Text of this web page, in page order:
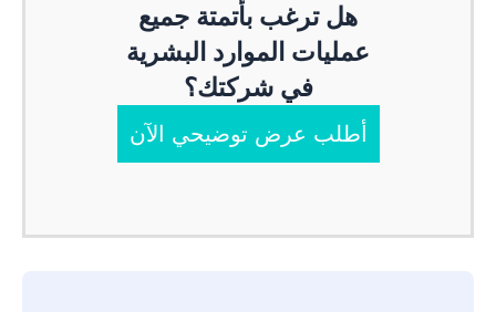
هل ترغب بأتمتة جميع
عمليات الموارد البشرية
في شركتك؟
أطلب عرض توضيحي الآن